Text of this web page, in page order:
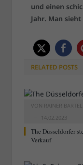
und einen
Jahr. Man sieht
RELATED POSTS
VON RAINER BARTEL
14.02.2023
The Düsseldorfer
Verkauf